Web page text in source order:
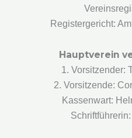
Registergericht:
Hauptverein
1. Vorsitzender:
2. Vorsitzende:
Kassenwart: